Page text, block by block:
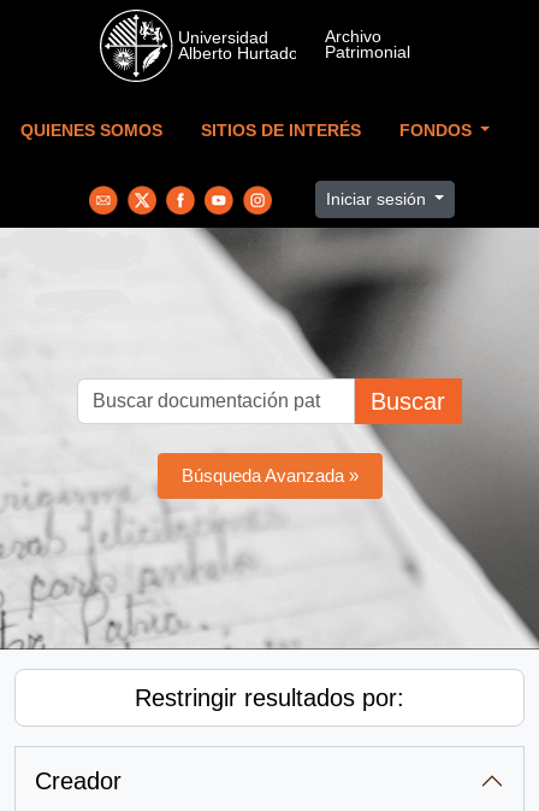
Skip to main content
QUIENES SOMOS SITIOS DE INTERÉS FONDOS
Iniciar sesión
Buscar
Búsqueda Avanzada »
Restringir resultados por:
Creador